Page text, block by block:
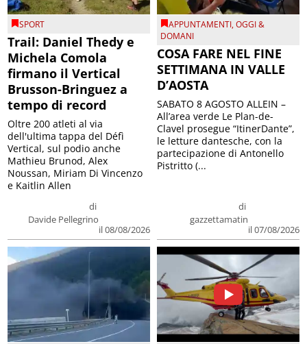
SPORT
Trail: Daniel Thedy e
Michela Comola
firmano il Vertical
Brusson-Bringuez a
tempo di record
di
Davide Pellegrino
il 08/08/2026
Oltre 200 atleti al via
dell'ultima tappa del Défì
Vertical, sul podio anche
Mathieu Brunod, Alex
Noussan, Miriam Di Vincenzo
e Kaitlin Allen
APPUNTAMENTI,OGGI &
DOMANI
COSA FARE NEL FINE
SETTIMANA IN VALLE
D’AOSTA
di
gazzettamatin
il 07/08/2026
SABATO 8 AGOSTO ALLEIN –
All’area verde Le Plan-de-
Clavel prosegue “ItinerDante”,
le letture dantesche, con la
partecipazione di Antonello
Pistritto (...